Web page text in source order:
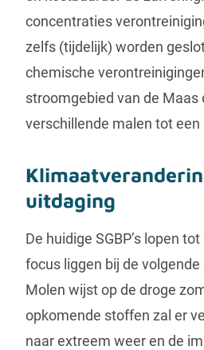
concentraties
zelfs (tijdelijk) worden
chemische
stroomgebied van de Maas
verschillende malen tot
uitdaging
De huidige SGBP’s lopen
focus liggen bij de volgende
Molen wijst op de droge
opkomende stoffen zal er
naar extreem weer en de